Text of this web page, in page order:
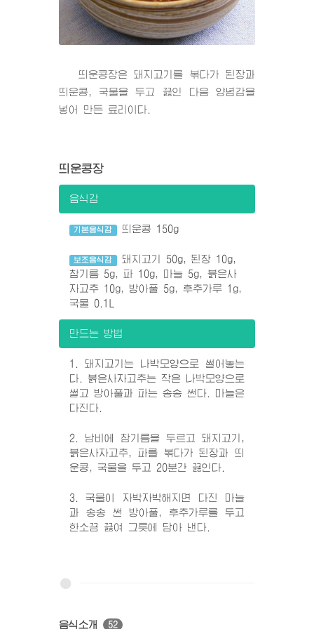
띄운콩장은 돼지고기를 볶다가 된장과
띄운콩, 국물을 두고 끓인 다음 양념감을
넣어 만든 료리이다.
띄운콩장
음식감
기본음식감 띄운콩 150g
보조음식감
돼지고기 50g, 된장 10g,
참기름 5g, 파 10g, 마늘 5g, 붉은사
자고추 10g, 방아풀 5g, 후추가루 1g,
국물 0.1L
만드는 방법
1. 돼지고기는 나박모양으로 썰어놓는
다. 붉은사자고추는 작은 나박모양으로
썰고 방아풀과 파는 송송 썬다. 마늘은
다진다.
2. 남비에 참기름을 두르고 돼지고기,
붉은사자고추, 파를 볶다가 된장과 띄
운콩, 국물을 두고 20분간 끓인다.
3. 국물이 자박자박해지면 다진 마늘
과 송송 썬 방아풀, 후추가루를 두고
한소끔 끓여 그릇에 담아 낸다.
음식소개 52